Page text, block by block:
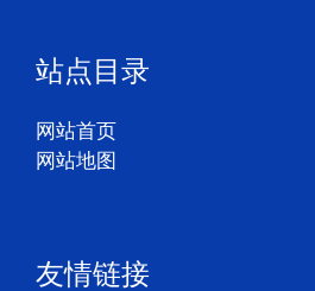
站点目录
网站首页
网站地图
友情链接